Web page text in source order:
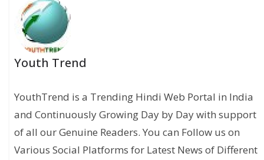
Youth Trend
YouthTrend is a Trending Hindi Web Portal in India
and Continuously Growing Day by Day with support
of all our Genuine Readers. You can Follow us on
Various Social Platforms for Latest News of Different